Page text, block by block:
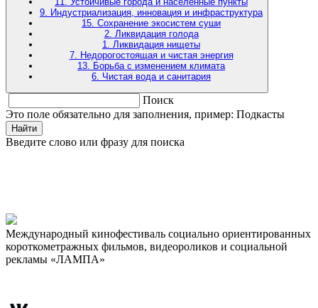
9. Индустриализация, инновация и инфраструктура
15. Сохранение экосистем суши
2. Ликвидация голода
1. Ликвидация нищеты
7. Недорогостоящая и чистая энергия
13. Борьба с изменением климата
6. Чистая вода и санитария
Поиск
Это поле обязательно для заполнения, пример: Подкасты
Найти
Введите слово или фразу для поиска
Международный кинофестиваль социально ориентированных
короткометражных фильмов, видеороликов и социальной
рекламы «ЛАМПА»